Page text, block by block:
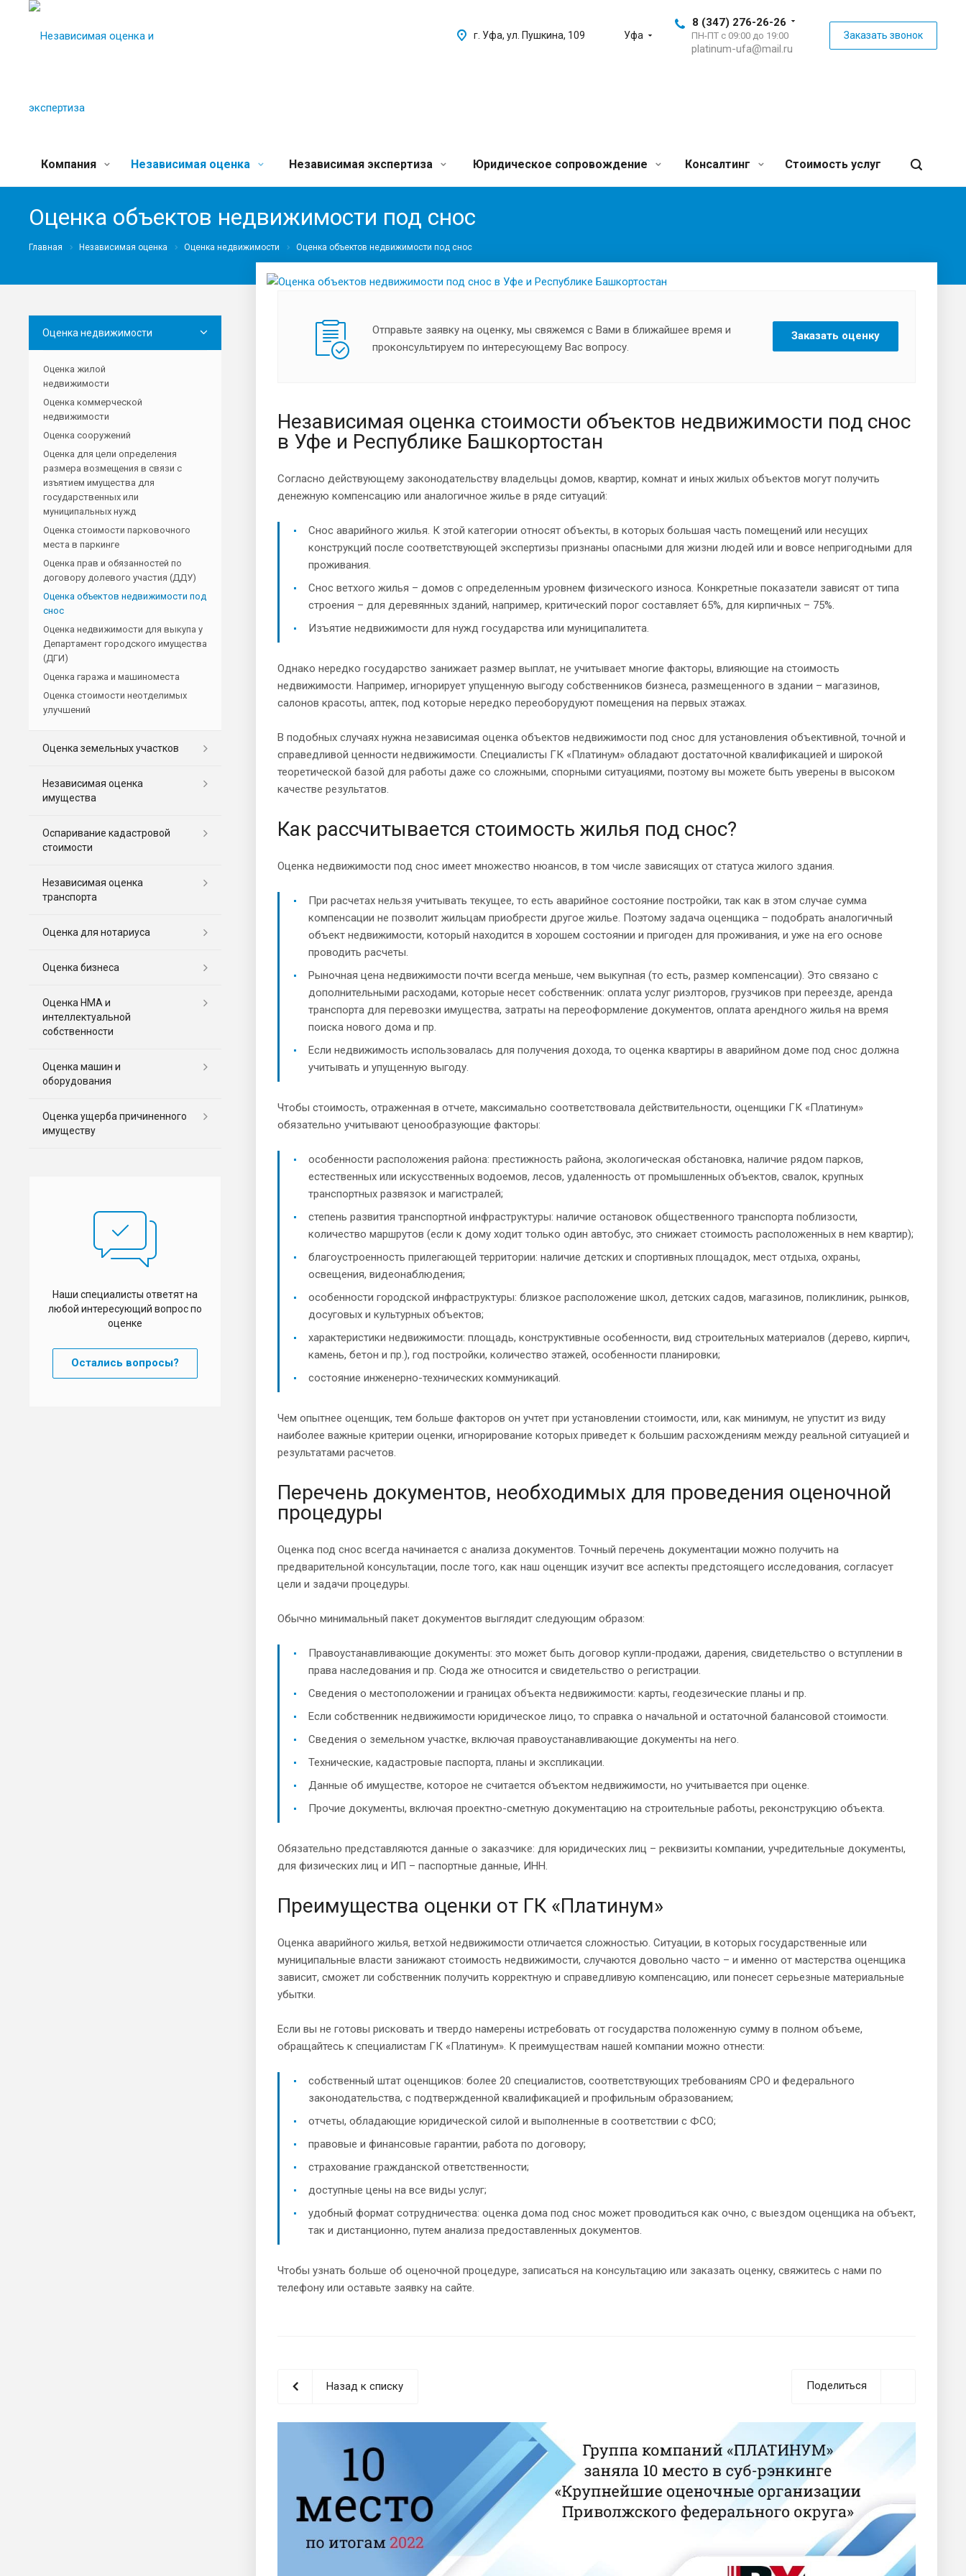
Уфа
8 (347) 276-26-26
ПН-ПТ с 09:00 до 19:00
platinum-ufa@mail.ru
Заказать звонок
г. Уфа, ул. Пушкина, 109
Компания Независимая оценка Независимая экспертиза Юридическое сопровождение Консалтинг Стоимость услуг
Оценка объектов недвижимости под снос
Главная Независимая оценка Оценка недвижимости Оценка объектов недвижимости под снос
Отправьте заявку на оценку, мы свяжемся с Вами в ближайшее время и
проконсультируем по интересующему Вас вопросу.
Заказать оценку
Независимая оценка стоимости объектов недвижимости под снос
в Уфе и Республике Башкортостан
Согласно действующему законодательству владельцы домов, квартир, комнат и иных жилых объектов могут получить
денежную компенсацию или аналогичное жилье в ряде ситуаций:
Снос аварийного жилья. К этой категории относят объекты, в которых большая часть помещений или несущих
конструкций после соответствующей экспертизы признаны опасными для жизни людей или и вовсе непригодными для
проживания.
Снос ветхого жилья – домов с определенным уровнем физического износа. Конкретные показатели зависят от типа
строения – для деревянных зданий, например, критический порог составляет 65%, для кирпичных – 75%.
Изъятие недвижимости для нужд государства или муниципалитета.
Однако нередко государство занижает размер выплат, не учитывает многие факторы, влияющие на стоимость
недвижимости. Например, игнорирует упущенную выгоду собственников бизнеса, размещенного в здании – магазинов,
салонов красоты, аптек, под которые нередко переоборудуют помещения на первых этажах.
В подобных случаях нужна независимая оценка объектов недвижимости под снос для установления объективной, точной и
справедливой ценности недвижимости. Специалисты ГК «Платинум» обладают достаточной квалификацией и широкой
теоретической базой для работы даже со сложными, спорными ситуациями, поэтому вы можете быть уверены в высоком
качестве результатов.
Как рассчитывается стоимость жилья под снос?
Оценка недвижимости под снос имеет множество нюансов, в том числе зависящих от статуса жилого здания.
При расчетах нельзя учитывать текущее, то есть аварийное состояние постройки, так как в этом случае сумма
компенсации не позволит жильцам приобрести другое жилье. Поэтому задача оценщика – подобрать аналогичный
объект недвижимости, который находится в хорошем состоянии и пригоден для проживания, и уже на его основе
проводить расчеты.
Рыночная цена недвижимости почти всегда меньше, чем выкупная (то есть, размер компенсации). Это связано с
дополнительными расходами, которые несет собственник: оплата услуг риэлторов, грузчиков при переезде, аренда
транспорта для перевозки имущества, затраты на переоформление документов, оплата арендного жилья на время
поиска нового дома и пр.
Если недвижимость использовалась для получения дохода, то оценка квартиры в аварийном доме под снос должна
учитывать и упущенную выгоду.
Чтобы стоимость, отраженная в отчете, максимально соответствовала действительности, оценщики ГК «Платинум»
обязательно учитывают ценообразующие факторы:
особенности расположения района: престижность района, экологическая обстановка, наличие рядом парков,
естественных или искусственных водоемов, лесов, удаленность от промышленных объектов, свалок, крупных
транспортных развязок и магистралей;
степень развития транспортной инфраструктуры: наличие остановок общественного транспорта поблизости,
количество маршрутов (если к дому ходит только один автобус, это снижает стоимость расположенных в нем квартир);
благоустроенность прилегающей территории: наличие детских и спортивных площадок, мест отдыха, охраны,
освещения, видеонаблюдения;
особенности городской инфраструктуры: близкое расположение школ, детских садов, магазинов, поликлиник, рынков,
досуговых и культурных объектов;
характеристики недвижимости: площадь, конструктивные особенности, вид строительных материалов (дерево, кирпич,
камень, бетон и пр.), год постройки, количество этажей, особенности планировки;
состояние инженерно-технических коммуникаций.
Чем опытнее оценщик, тем больше факторов он учтет при установлении стоимости, или, как минимум, не упустит из виду
наиболее важные критерии оценки, игнорирование которых приведет к большим расхождениям между реальной ситуацией и
результатами расчетов.
Перечень документов, необходимых для проведения оценочной
процедуры
Оценка под снос всегда начинается с анализа документов. Точный перечень документации можно получить на
предварительной консультации, после того, как наш оценщик изучит все аспекты предстоящего исследования, согласует
цели и задачи процедуры.
Обычно минимальный пакет документов выглядит следующим образом:
Правоустанавливающие документы: это может быть договор купли-продажи, дарения, свидетельство о вступлении в
права наследования и пр. Сюда же относится и свидетельство о регистрации.
Сведения о местоположении и границах объекта недвижимости: карты, геодезические планы и пр.
Если собственник недвижимости юридическое лицо, то справка о начальной и остаточной балансовой стоимости.
Сведения о земельном участке, включая правоустанавливающие документы на него.
Технические, кадастровые паспорта, планы и экспликации.
Данные об имуществе, которое не считается объектом недвижимости, но учитывается при оценке.
Прочие документы, включая проектно-сметную документацию на строительные работы, реконструкцию объекта.
Обязательно представляются данные о заказчике: для юридических лиц – реквизиты компании, учредительные документы,
для физических лиц и ИП – паспортные данные, ИНН.
Преимущества оценки от ГК «Платинум»
Оценка аварийного жилья, ветхой недвижимости отличается сложностью. Ситуации, в которых государственные или
муниципальные власти занижают стоимость недвижимости, случаются довольно часто – и именно от мастерства оценщика
зависит, сможет ли собственник получить корректную и справедливую компенсацию, или понесет серьезные материальные
убытки.
Если вы не готовы рисковать и твердо намерены истребовать от государства положенную сумму в полном объеме,
обращайтесь к специалистам ГК «Платинум». К преимуществам нашей компании можно отнести:
собственный штат оценщиков: более 20 специалистов, соответствующих требованиям СРО и федерального
законодательства, с подтвержденной квалификацией и профильным образованием;
отчеты, обладающие юридической силой и выполненные в соответствии с ФСО;
правовые и финансовые гарантии, работа по договору;
страхование гражданской ответственности;
доступные цены на все виды услуг;
удобный формат сотрудничества: оценка дома под снос может проводиться как очно, с выездом оценщика на объект,
так и дистанционно, путем анализа предоставленных документов.
Чтобы узнать больше об оценочной процедуре, записаться на консультацию или заказать оценку, свяжитесь с нами по
телефону или оставьте заявку на сайте.
Поделиться
Назад к списку
Оценка недвижимости
Оценка жилой
недвижимости
Оценка коммерческой
недвижимости
Оценка сооружений
Оценка для цели определения
размера возмещения в связи с
изъятием имущества для
государственных или
муниципальных нужд
Оценка стоимости парковочного
места в паркинге
Оценка прав и обязанностей по
договору долевого участия (ДДУ)
Оценка объектов недвижимости под
снос
Оценка недвижимости для выкупа у
Департамент городского имущества
(ДГИ)
Оценка гаража и машиноместа
Оценка стоимости неотделимых
улучшений
Оценка земельных участков
Независимая оценка
имущества
Оспаривание кадастровой
стоимости
Независимая оценка
транспорта
Оценка для нотариуса
Оценка бизнеса
Оценка НМА и
интеллектуальной
собственности
Оценка машин и
оборудования
Оценка ущерба причиненного
имуществу
Наши специалисты ответят на
любой интересующий вопрос по
оценке
Остались вопросы?